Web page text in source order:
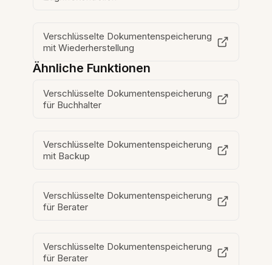
Verschlüsselte Dokumentenspeicherung
mit Wiederherstellung
Ähnliche Funktionen
Verschlüsselte Dokumentenspeicherung
für Buchhalter
Verschlüsselte Dokumentenspeicherung
mit Backup
Verschlüsselte Dokumentenspeicherung
für Berater
Verschlüsselte Dokumentenspeicherung
für Berater